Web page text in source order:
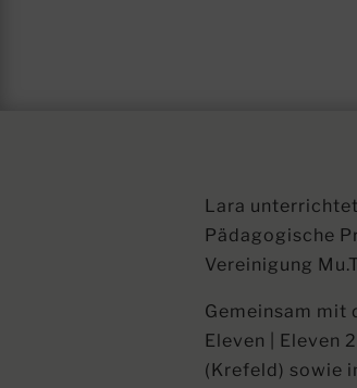
Lara
Pädagogische
Vereinigung
Gemeinsam mit
Eleven | Eleven
(Krefeld) sowie